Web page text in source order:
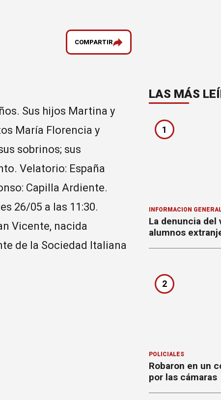
COMPARTIR
Sus hijos Martina y
María Florencia y
sobrinos; sus
Velatorio: España
Capilla Ardiente.
26/05 a las 11:30.
Vicente, nacida
de la Sociedad Italiana
LAS MÁS
1
INFORMACION
La denuncia del
alumnos
2
POLICIALES
Robaron en un
por las cámaras